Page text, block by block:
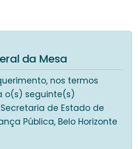
da Mesa
nos termos
o(s) seguinte(s)
de Estado de
Pública, Belo Horizonte